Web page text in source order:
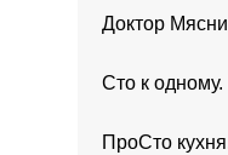
Доктор
Сто к
ПроСто